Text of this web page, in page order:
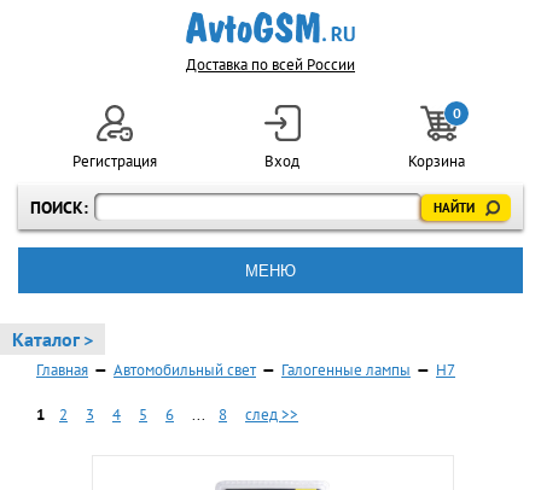
Доставка по всей России
ПОИСК:
Регистрация Вход
0
Корзина
МЕНЮ
Каталог >
Главная — Автомобильный свет — Галогенные лампы — H7
1 2 3 4 5 6 ... 8 след >>